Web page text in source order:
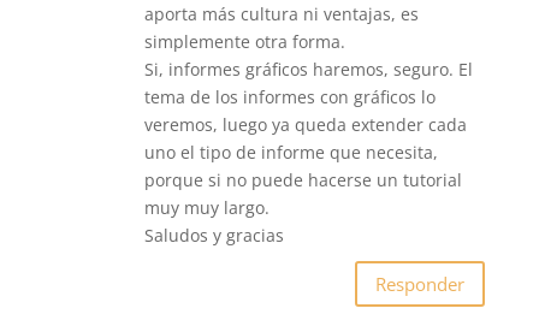
aporta más cultura ni ventajas, es
simplemente otra forma.
Si, informes gráficos haremos, seguro. El
tema de los informes con gráficos lo
veremos, luego ya queda extender cada
uno el tipo de informe que necesita,
porque si no puede hacerse un tutorial
muy muy largo.
Saludos y gracias
Responder